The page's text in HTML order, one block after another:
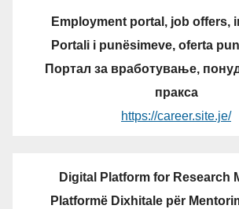
Employment portal, job offers,
Portali i punësimeve, oferta
Портал за вработување,
пракса
https://career.site.je/
Digital Platform for Research
Platformë Dixhitale për